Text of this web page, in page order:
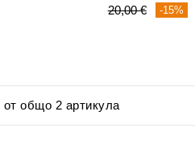
20,00 € -15%
от общо 2 артикула